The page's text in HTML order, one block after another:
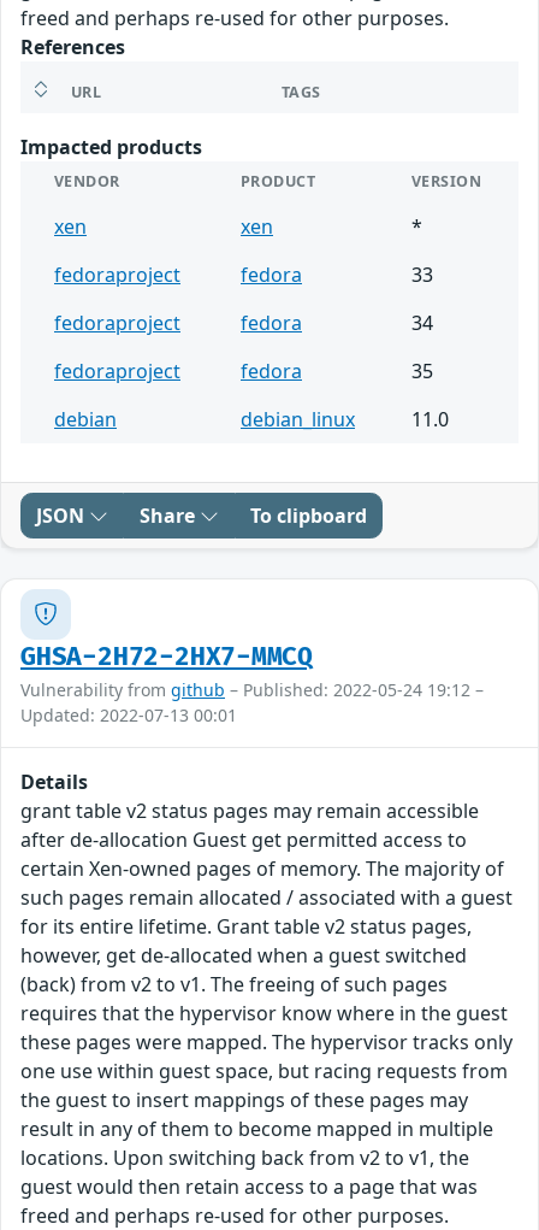
freed and perhaps re-used for other purposes.
References
URL TAGS
Impacted products
VENDOR PRODUCT VERSION
xen xen
*
fedoraproject
fedora
33
fedoraproject
fedora
34
fedoraproject
fedora
35
debian
debian_linux 11.0
JSON Share To clipboard
GHSA-2H72-2HX7-MMCQ
Vulnerability from github – Published: 2022-05-24 19:12 –
Updated: 2022-07-13 00:01
Details
grant table v2 status pages may remain accessible
after de-allocation Guest get permitted access to
certain Xen-owned pages of memory. The majority of
such pages remain allocated / associated with a guest
for its entire lifetime. Grant table v2 status pages,
however, get de-allocated when a guest switched
(back) from v2 to v1. The freeing of such pages
requires that the hypervisor know where in the guest
these pages were mapped. The hypervisor tracks only
one use within guest space, but racing requests from
the guest to insert mappings of these pages may
result in any of them to become mapped in multiple
locations. Upon switching back from v2 to v1, the
guest would then retain access to a page that was
freed and perhaps re-used for other purposes.